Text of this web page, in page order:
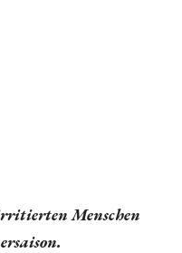
Menschen